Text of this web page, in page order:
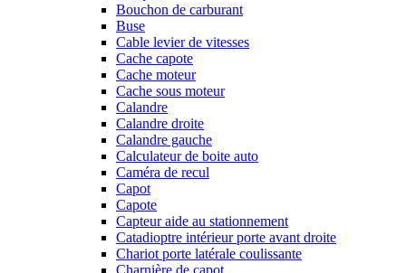
Bouchon de carburant
Buse
Cable levier de vitesses
Cache capote
Cache moteur
Cache sous moteur
Calandre
Calandre droite
Calandre gauche
Calculateur de boite auto
Caméra de recul
Capot
Capote
Capteur aide au stationnement
Catadioptre intérieur porte avant droite
Chariot porte latérale coulissante
Charnière de capot